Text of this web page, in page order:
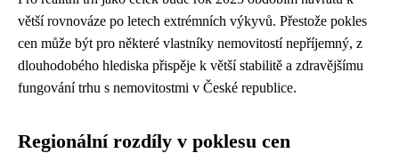
větší rovnováze po letech extrémních výkyvů. Přestože pokles
cen může být pro některé vlastníky nemovitostí nepříjemný, z
dlouhodobého hlediska přispěje k větší stabilitě a zdravějšímu
fungování trhu s nemovitostmi v České republice.
Regionální rozdíly v poklesu cen